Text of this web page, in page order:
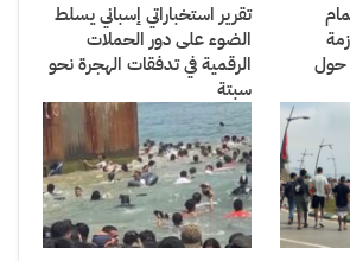
حول
تقرير استخباراتي إسباني يسلط
الضوء على دور الحملات
الرقمية في تدفقات الهجرة نحو
سبتة